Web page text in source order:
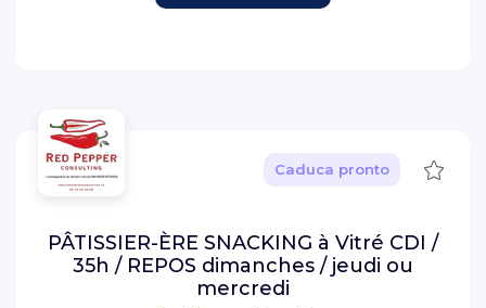
Caduca pronto
PÂTISSIER-ÈRE SNACKING à Vitré CDI /
35h / REPOS dimanches / jeudi ou
mercredi